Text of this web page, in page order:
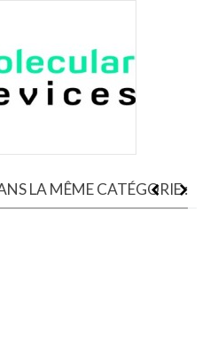
LA MÊME CATÉGORIE :